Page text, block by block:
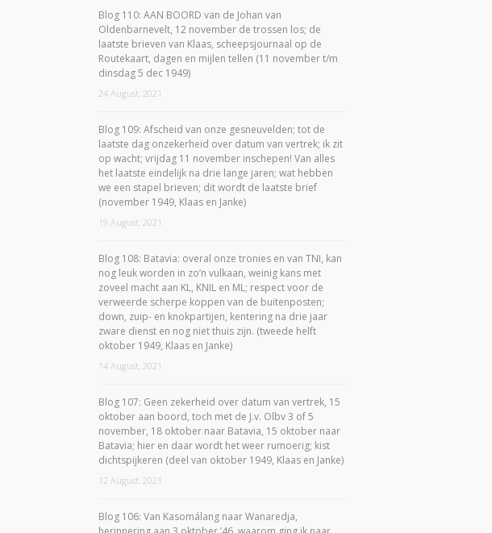
Blog 110: AAN BOORD van de Johan van
Oldenbarnevelt, 12 november de trossen los; de
laatste brieven van Klaas, scheepsjournaal op de
Routekaart, dagen en mijlen tellen (11 november t/m
dinsdag 5 dec 1949)
24 August, 2021
Blog 109: Afscheid van onze gesneuvelden; tot de
laatste dag onzekerheid over datum van vertrek; ik zit
op wacht; vrijdag 11 november inschepen! Van alles
het laatste eindelijk na drie lange jaren; wat hebben
we een stapel brieven; dit wordt de laatste brief
(november 1949, Klaas en Janke)
19 August, 2021
Blog 108: Batavia: overal onze tronies en van TNI, kan
nog leuk worden in zo’n vulkaan, weinig kans met
zoveel macht aan KL, KNIL en ML; respect voor de
verweerde scherpe koppen van de buitenposten;
down, zuip- en knokpartijen, kentering na drie jaar
zware dienst en nog niet thuis zijn. (tweede helft
oktober 1949, Klaas en Janke)
14 August, 2021
Blog 107: Geen zekerheid over datum van vertrek, 15
oktober aan boord, toch met de J.v. Olbv 3 of 5
november, 18 oktober naar Batavia, 15 oktober naar
Batavia; hier en daar wordt het weer rumoerig; kist
dichtspijkeren (deel van oktober 1949, Klaas en Janke)
12 August, 2021
Blog 106: Van Kasomálang naar Wanaredja,